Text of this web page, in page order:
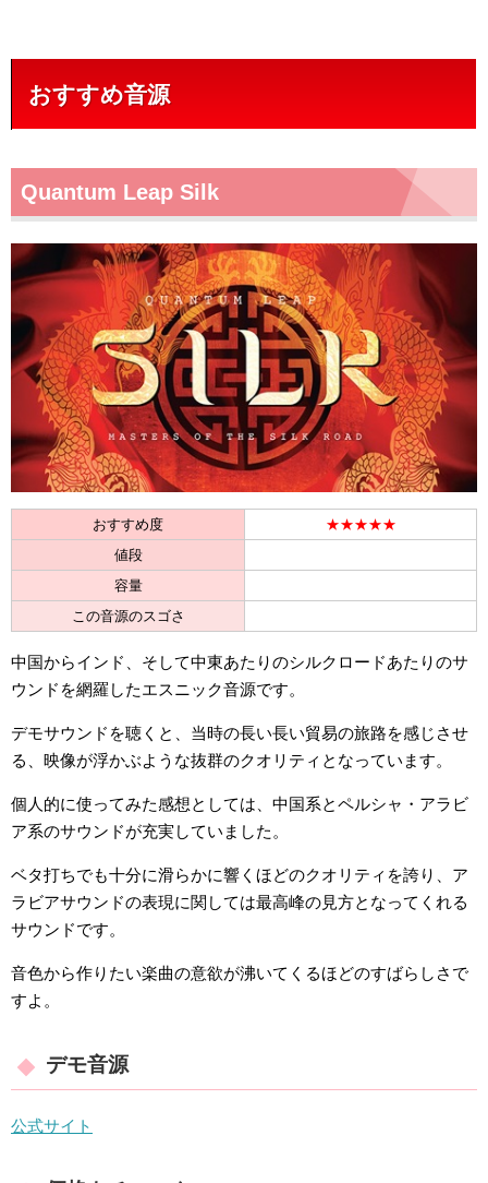
おすすめ音源
Quantum Leap Silk
おすすめ度
★★★★★
値段
容量
この音源のスゴさ
中国からインド、そして中東あたりのシルクロードあたりのサ
ウンドを網羅したエスニック音源です。
デモサウンドを聴くと、当時の長い長い貿易の旅路を感じさせ
る、映像が浮かぶような抜群のクオリティとなっています。
個人的に使ってみた感想としては、中国系とペルシャ・アラビ
ア系のサウンドが充実していました。
ベタ打ちでも十分に滑らかに響くほどのクオリティを誇り、ア
ラビアサウンドの表現に関しては最高峰の見方となってくれる
サウンドです。
音色から作りたい楽曲の意欲が沸いてくるほどのすばらしさで
すよ。
デモ音源
公式サイト